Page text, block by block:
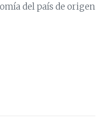
del país de origen